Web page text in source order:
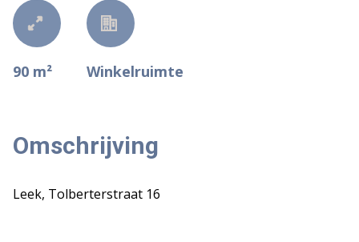
90 m² Winkelruimte
Omschrijving
Leek, Tolberterstraat 16